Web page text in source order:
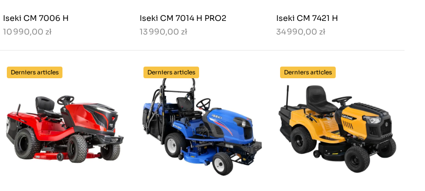
Iseki CM 7006 H
10 990,00 zł
Iseki CM 7014 H PRO2
13 990,00 zł
Iseki CM 7421 H
34 990,00 zł
Derniers articles Derniers articles Derniers articles